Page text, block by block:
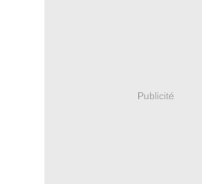
Publicité